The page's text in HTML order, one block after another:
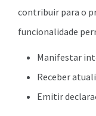
contribuir para o
funcionalidade
Manifestar
Receber
Emitir